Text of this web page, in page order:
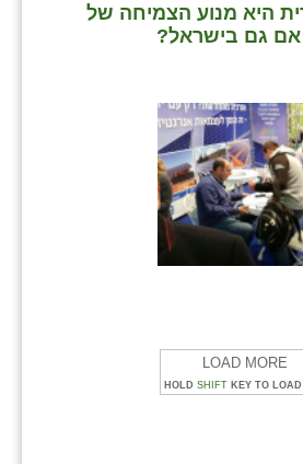
היא מנוע הצמיחה של
גם בישראל?
LOAD MORE
HOLD SHIFT KEY TO LOAD